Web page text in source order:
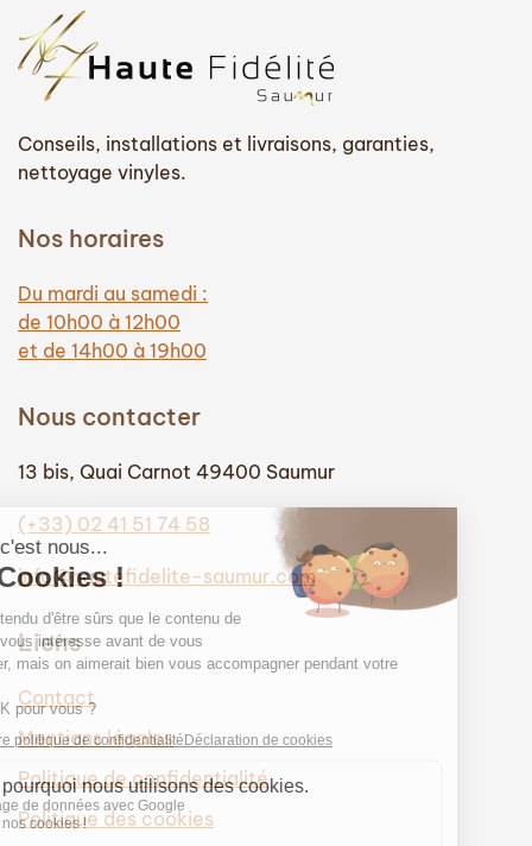
Conseils, installations et livraisons, garanties,
nettoyage vinyles.
Nos horaires
Du mardi au samedi :
de 10h00 à 12h00
et de 14h00 à 19h00
Nous contacter
13 bis, Quai Carnot 49400 Saumur
(+33) 02 41 51 74 58
info@hautefidelite-saumur.com
Liens
Contact
Mentions légales
Politique de confidentialité
Politique des cookies